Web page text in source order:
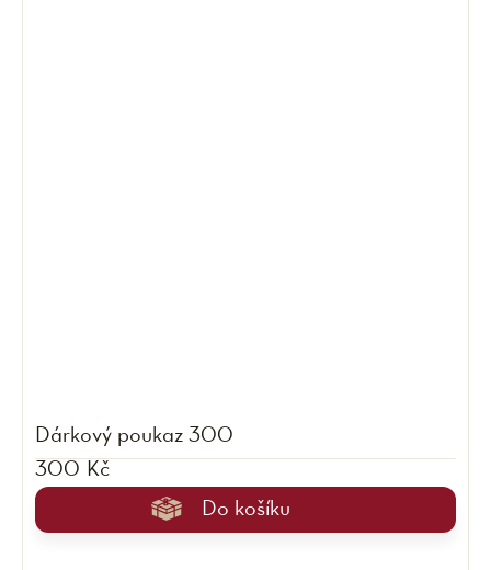
Dárkový poukaz 300
300 Kč
Do košíku